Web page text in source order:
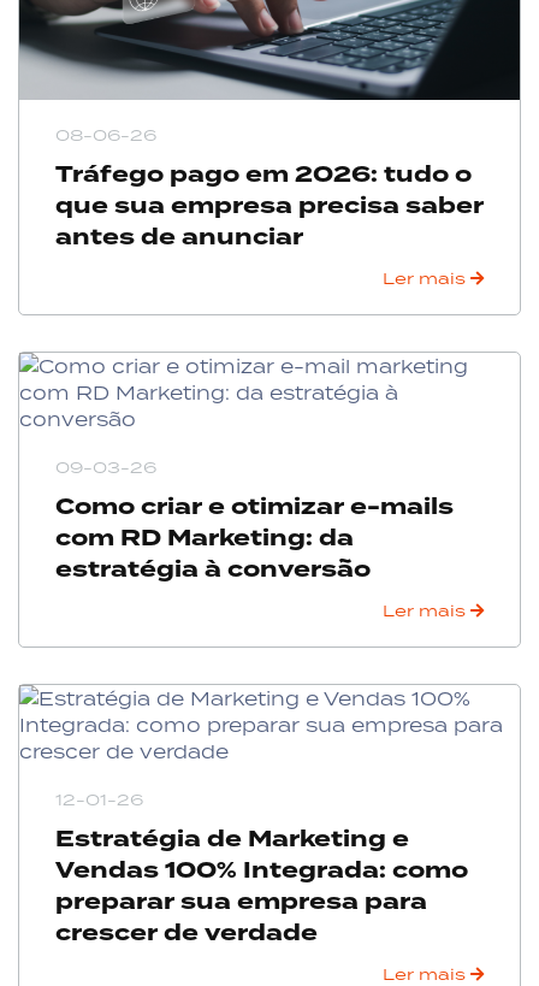
08-06-26
Tráfego pago em 2026: tudo o
que sua empresa precisa saber
antes de anunciar
Ler mais
09-03-26
Como criar e otimizar e-mails
com RD Marketing: da
estratégia à conversão
Ler mais
12-01-26
Estratégia de Marketing e
Vendas 100% Integrada: como
preparar sua empresa para
crescer de verdade
Ler mais